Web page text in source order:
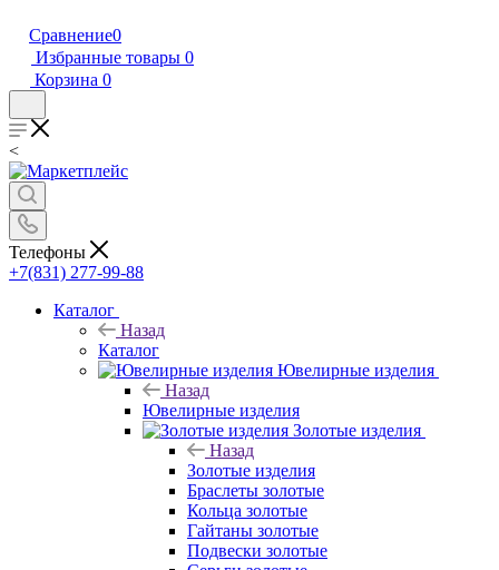
Сравнение0
Избранные товары 0
Корзина 0
<
Телефоны
+7(831) 277-99-88
Каталог
Назад
Каталог
Ювелирные изделия
Назад
Ювелирные изделия
Золотые изделия
Назад
Золотые изделия
Браслеты золотые
Кольца золотые
Гайтаны золотые
Подвески золотые